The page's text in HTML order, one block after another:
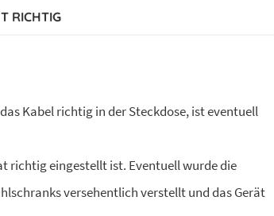
RICHTIG
Kabel richtig in der Steckdose, ist eventuell
richtig eingestellt ist. Eventuell wurde die
versehentlich verstellt und das Gerät